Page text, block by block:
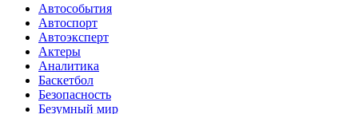
Автособытия
Автоспорт
Автоэксперт
Актеры
Аналитика
Баскетбол
Безопасность
Безумный мир